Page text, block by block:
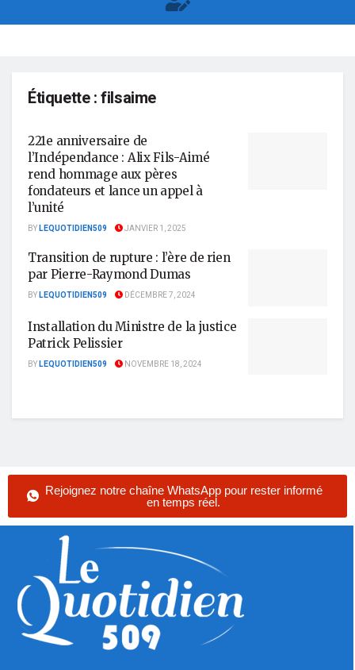
Étiquette :filsaime
221e anniversaire de
l’Indépendance : Alix Fils-Aimé
rend hommage aux pères
fondateurs et lance un appel à
l’unité
BYLEQUOTIDIEN509 JANVIER 1, 2025
Transition de rupture : l’ère de rien
par Pierre-Raymond Dumas
BYLEQUOTIDIEN509 DÉCEMBRE 7, 2024
Installation du Ministre de la justice
Patrick Pelissier
BYLEQUOTIDIEN509 NOVEMBRE 18, 2024
Rejoignez notre chaîne WhatsApp pour rester informé
en temps réel.